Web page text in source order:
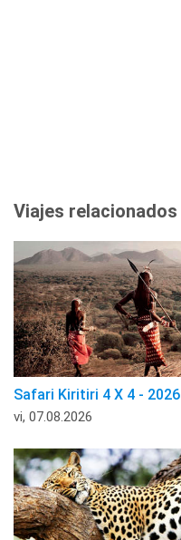
Viajes relacionados
Safari Kiritiri 4 X 4 - 2026
vi, 07.08.2026